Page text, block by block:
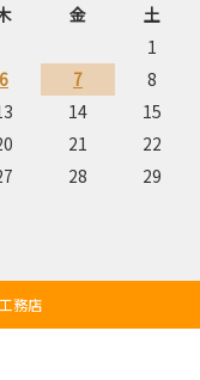
金 土
1
6 7
8
14
15
21
22
28
29
務店